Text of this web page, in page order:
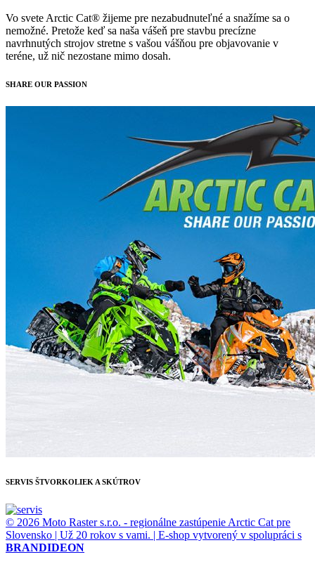
Vo svete Arctic Cat® žijeme pre nezabudnuteľné a snažíme sa o
nemožné. Pretože keď sa naša vášeň pre stavbu precízne
navrhnutých strojov stretne s vašou vášňou pre objavovanie v
teréne, už nič nezostane mimo dosah.
SHARE OUR PASSION
SERVIS ŠTVORKOLIEK A SKÚTROV
© 2026 Moto Raster s.r.o. - regionálne zastúpenie Arctic Cat pre
Slovensko | Už 20 rokov s vami. | E-shop vytvorený v spolupráci s
BRANDIDEON